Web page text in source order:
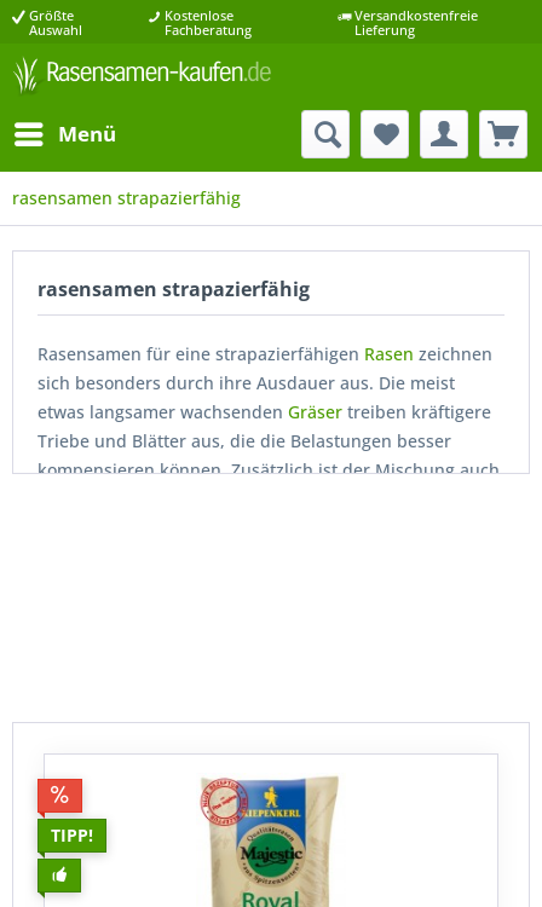
Größte
Auswahl
Kostenlose
Fachberatung
Versandkostenfreie
Lieferung
Menü
rasensamen strapazierfähig
rasensamen strapazierfähig
Rasensamen für eine strapazierfähigen Rasen zeichnen
sich besonders durch ihre Ausdauer aus. Die meist
etwas langsamer wachsenden Gräser treiben kräftigere
Triebe und Blätter aus, die die Belastungen besser
kompensieren können. Zusätzlich ist der Mischung auch
TIPP!